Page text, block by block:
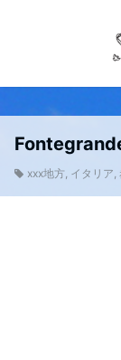
xxx地方, イタリア,